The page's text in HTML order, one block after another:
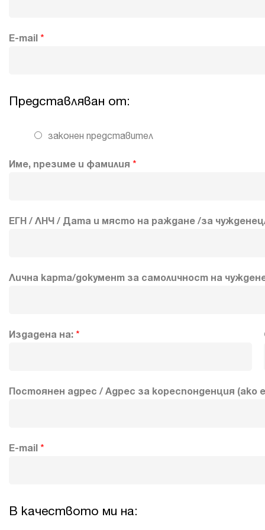
E-mail *
Представляван от:
законен представител
Име, презиме и фамилия *
ЕГН / ЛНЧ / Дата и място на раждане /за
Лична карта/документ за самоличност на
Издадена на: *
Постоянен адрес / Адрес за кореспонденция
E-mail *
В качеството ми на: